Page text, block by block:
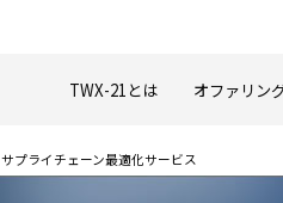
TWX-21とは オファリン
サプライチェーン最適化サービス